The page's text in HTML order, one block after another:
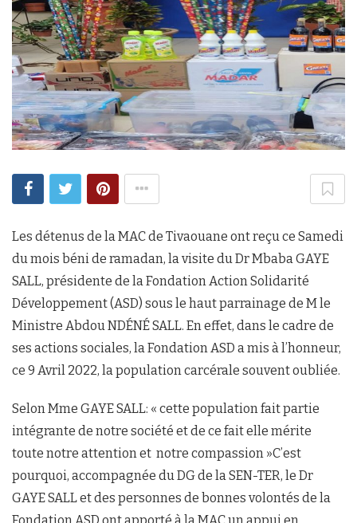
Les détenus de la MAC de Tivaouane ont reçu ce Samedi
du mois béni de ramadan, la visite du Dr Mbaba GAYE
SALL, présidente de la Fondation Action Solidarité
Développement (ASD) sous le haut parrainage de M le
Ministre Abdou NDÉNÉ SALL. En effet, dans le cadre de
ses actions sociales, la Fondation ASD a mis à l’honneur,
ce 9 Avril 2022, la population carcérale souvent oubliée.
Selon Mme GAYE SALL: « cette population fait partie
intégrante de notre société et de ce fait elle mérite
toute notre attention et notre compassion »C’est
pourquoi, accompagnée du DG de la SEN-TER, le Dr
GAYE SALL et des personnes de bonnes volontés de la
Fondation ASD ont apporté à la MAC un appui en